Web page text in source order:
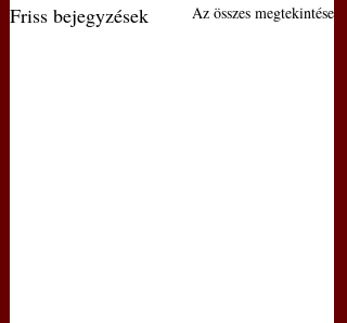
Friss bejegyzések Az összes megtekintése